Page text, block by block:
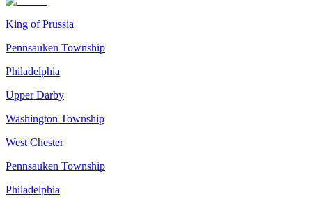
King of Prussia
Pennsauken Township
Philadelphia
Upper Darby
Washington Township
West Chester
Pennsauken Township
Philadelphia